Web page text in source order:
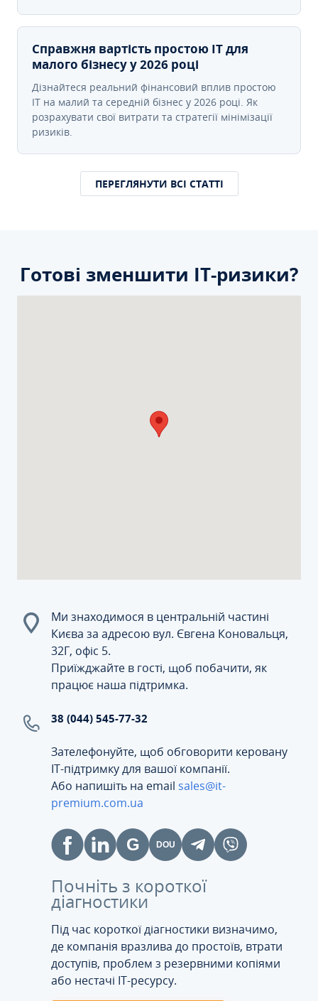
Справжня вартість простою IT для
малого бізнесу у 2026 році
Дізнайтеся реальний фінансовий вплив простою
IT на малий та середній бізнес у 2026 році. Як
розрахувати свої витрати та стратегії мінімізації
ризиків.
ПЕРЕГЛЯНУТИ ВСІ СТАТТІ
Готові зменшити ІТ-ризики?
Ми знаходимося в центральній частині
Києва за адресою вул. Євгена Коновальця,
32Г, офіс 5.
Приїжджайте в гості, щоб побачити, як
працює наша підтримка.
38 (044) 545-77-32
Зателефонуйте, щоб обговорити керовану
ІТ-підтримку для вашої компанії.
Або напишіть на email sales@it-
premium.com.ua
Почніть з короткої
діагностики
Під час короткої діагностики визначимо,
де компанія вразлива до простоїв, втрати
доступів, проблем з резервними копіями
або нестачі IT-ресурсу.